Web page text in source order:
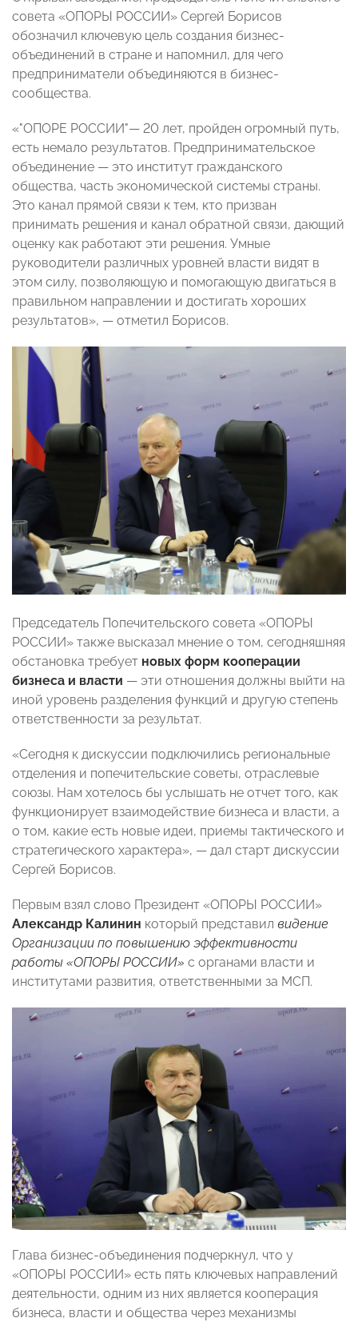
совета «ОПОРЫ РОССИИ» Сергей Борисов
обозначил ключевую цель создания бизнес-
объединений в стране и напомнил, для чего
предприниматели объединяются в бизнес-
сообщества.
«"ОПОРЕ РОССИИ"— 20 лет, пройден огромный путь,
есть немало результатов. Предпринимательское
объединение — это институт гражданского
общества, часть экономической системы страны.
Это канал прямой связи к тем, кто призван
принимать решения и канал обратной связи, дающий
оценку как работают эти решения. Умные
руководители различных уровней власти видят в
этом силу, позволяющую и помогающую двигаться в
правильном направлении и достигать хороших
результатов», — отметил Борисов.
Председатель Попечительского совета «ОПОРЫ
РОССИИ» также высказал мнение о том, сегодняшняя
обстановка требует новых форм кооперации
бизнеса и власти — эти отношения должны выйти на
иной уровень разделения функций и другую степень
ответственности за результат.
«Сегодня к дискуссии подключились региональные
отделения и попечительские советы, отраслевые
союзы. Нам хотелось бы услышать не отчет того, как
функционирует взаимодействие бизнеса и власти, а
о том, какие есть новые идеи, приемы тактического и
стратегического характера», — дал старт дискуссии
Сергей Борисов.
Первым взял слово Президент «ОПОРЫ РОССИИ»
Александр Калинин который представил видение
Организации по повышению эффективности
работы «ОПОРЫ РОССИИ» с органами власти и
институтами развития, ответственными за МСП.
Глава бизнес-объединения подчеркнул, что у
«ОПОРЫ РОССИИ» есть пять ключевых направлений
деятельности, одним из них является кооперация
бизнеса, власти и общества через механизмы